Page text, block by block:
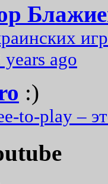
years ago
:)
to-play –